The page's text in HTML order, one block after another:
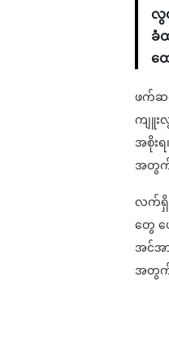
လွ
ခံ
ထ
ဖက်ဆ
ကျူး
အစိုး
အတွက်
လက်ရှိ
တွေ ဖ
အင်အ
အတွက်